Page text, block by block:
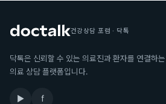
건강상담 포럼 · 닥톡
닥톡은 신뢰할 수 있는 의료진과 환자를 연결하
의료 상담 플랫폼입니다.
▶ f